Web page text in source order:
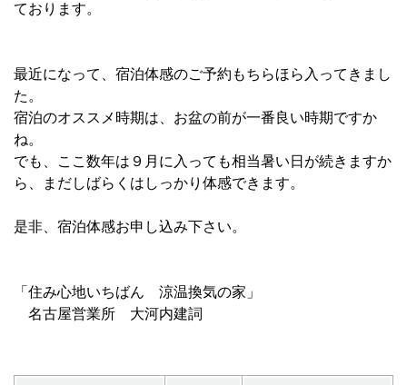
ております。
最近になって、宿泊体感のご予約もちらほら入ってきまし
た。
宿泊のオススメ時期は、お盆の前が一番良い時期ですか
ね。
でも、ここ数年は９月に入っても相当暑い日が続きますか
ら、まだしばらくはしっかり体感できます。
是非、宿泊体感お申し込み下さい。
「住み心地いちばん 涼温換気の家」
名古屋営業所 大河内建詞